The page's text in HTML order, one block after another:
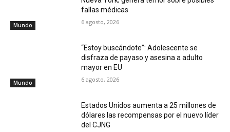
Mundo
fallas médicas
6 agosto, 2026
Mundo
“Estoy buscándote”: Adolescente se
disfraza de payaso y asesina a adulto
mayor en EU
6 agosto, 2026
Estados Unidos aumenta a 25 millones de
dólares las recompensas por el nuevo líder
del CJNG